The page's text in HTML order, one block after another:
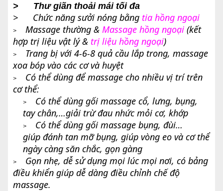
> Thư giãn thoải mái tối đa
> Chức năng sưởi nóng bằng tia hồng ngoại
> Massage thường & Massage hồng ngoại(kết
hợp trị liệu vật lý & trị liệu hồng ngoại)
> Trang bị với 4-6-8 quả cầu lắp trong, massage
xoa bóp vào các cơ và huyệt
> Có thể dùng để massage cho nhiều vị trí trên
cơ thể:
> Có thể dùng gối massage cổ, lưng, bụng,
tay chân,…giải trừ đau nhức mỏi cơ, khớp
> Có thể dùng gối massage bụng, đùi…
giúp đánh tan mỡ bụng, giúp vòng eo và cơ thể
ngày càng săn chắc, gọn gàng
> Gọn nhẹ, dễ sử dụng mọi lúc mọi nơi, có bảng
điều khiển giúp dễ dàng điều chỉnh chế độ
massage.